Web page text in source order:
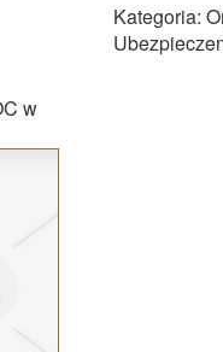
Kategoria:
w